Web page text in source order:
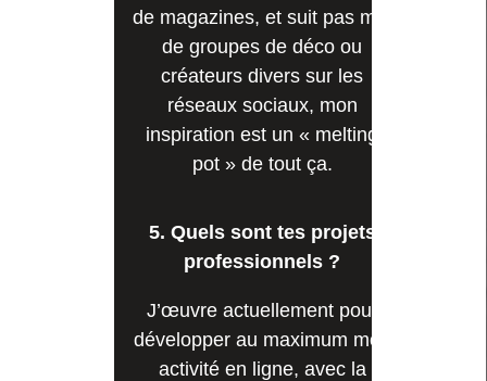
de magazines, et suit pas mal
de groupes de déco ou
créateurs divers sur les
réseaux sociaux, mon
inspiration est un « melting
pot » de tout ça.
5. Quels sont tes projets
professionnels ?
J’œuvre actuellement pour
développer au maximum mon
activité en ligne, avec la